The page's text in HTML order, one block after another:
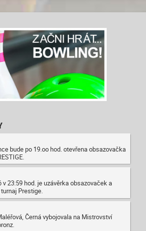
bude po 19.oo hod. otevřena obsazovačka
v 23:59 hod. je uzávěrka obsazovaček a
Prestige.
Černá vybojovala na Mistrovství